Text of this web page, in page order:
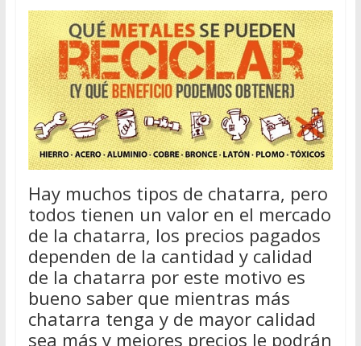
Hay muchos tipos de chatarra, pero
todos tienen un valor en el mercado
de la chatarra, los precios pagados
dependen de la cantidad y calidad
de la chatarra por este motivo es
bueno saber que mientras más
chatarra tenga y de mayor calidad
sea más y mejores precios le podrán